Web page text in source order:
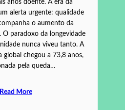
anos doente. A era da
alerta urgente: qualidade
o aumento da
O paradoxo da longevidade
nunca viveu tanto. A
global chegou a 73,8 anos,
pela queda…
Read More